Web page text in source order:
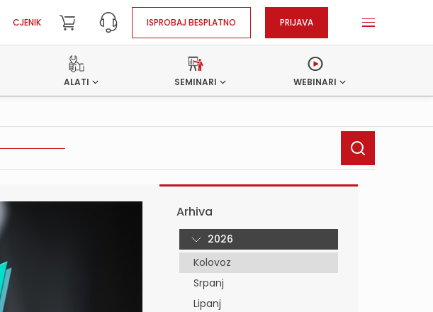
CJENIK ISPROBAJ BESPLATNO PRIJAVA
ALATI SEMINARI WEBINARI
Arhiva
2026
Kolovoz
Srpanj
Lipanj